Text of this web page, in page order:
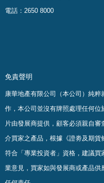
電話：2650 8000
免責聲明
康華地產有限公司（本公司）純
作，本公司並沒有牌照處理任何位
片由發展商提供，顧客必須親自
介買家之產品，根據《證劵及期
符合「專業投資者」資格，建議
業意見，買家如與發展商或產品